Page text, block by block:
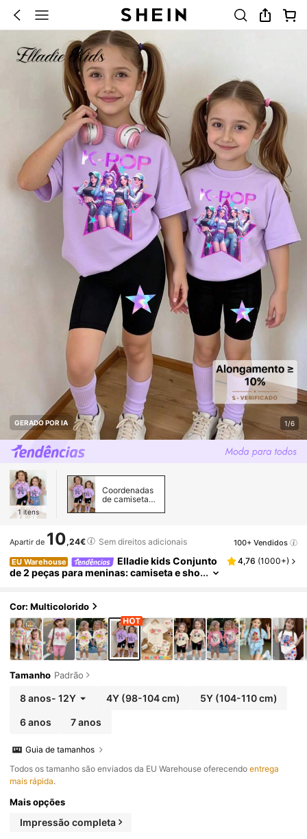
GERADO POR IA 1/6
1 itens
Coordenadas
de camiseta
jovens
Apartir de 10,24€ Sem direitos adicionais 100+ Vendidos
EU Warehouse
Elladie kids Conjunto
de 2 peças para meninas: camiseta e sho
do, moderno e minimalista, inspirado em gru
pos de garotas virtuais. Confortável para us
o diário, ideal para primavera, verão e outon
o. Conjunto infantil com shorts de ciclismo e
calça capri. Camiseta infantil com estampa d
e estrelas. Roupa de estrela pop.
4,76 (1000+)
Cor: Multicolorido
Tamanho Padrão
8 anos- 12Y 4Y (98-104 cm) 5Y (104-110 cm)
6 anos 7 anos
Guia de tamanhos
Todos os tamanho são enviados da EU Warehouse oferecendoentrega
mais rápida.
Mais opções
Impressão completa